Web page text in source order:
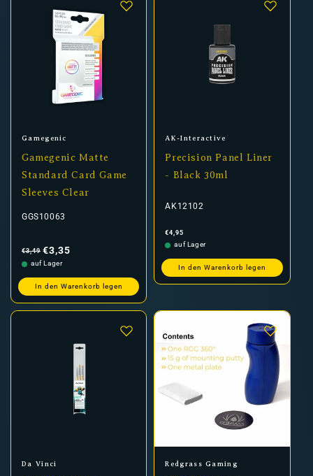
Anbieter:
Gamegenic
Gamegenic Matte
Standard Card Game
Sleeves Clear
GGS10063
Preis
€3,49 €3,35
auf Lager
In den Warenkorb legen
Anbieter:
AK-Interactive
Precision Panel Liner
- Black 30ml
AK12102
Normaler
Preis
€4,95
auf Lager
In den Warenkorb legen
Anbieter:
Da Vinci Anbieter:
Redgrass Gaming